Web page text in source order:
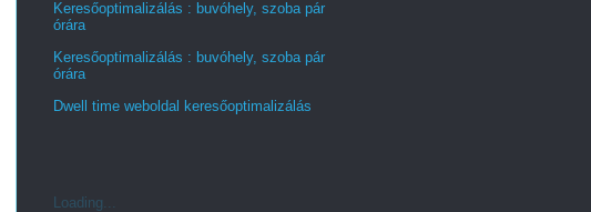
Keresőoptimalizálás : buvóhely, szoba pár
órára
Keresőoptimalizálás : buvóhely, szoba pár
órára
Dwell time weboldal keresőoptimalizálás
Loading...